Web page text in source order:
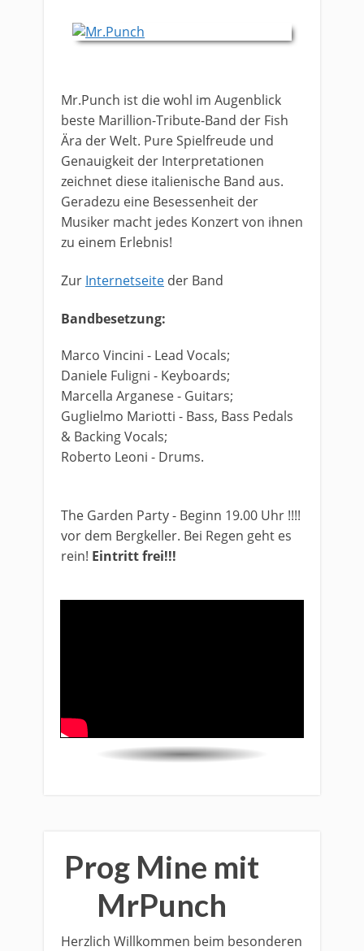
Mr.Punch ist die wohl im Augenblick
beste Marillion-Tribute-Band der Fish
Ära der Welt. Pure Spielfreude und
Genauigkeit der Interpretationen
zeichnet diese italienische Band aus.
Geradezu eine Besessenheit der
Musiker macht jedes Konzert von ihnen
zu einem Erlebnis!
Zur Internetseite der Band
Bandbesetzung:
​Marco Vincini - Lead Vocals;
Daniele Fuligni - Keyboards;
Marcella Arganese - Guitars;
Guglielmo Mariotti - Bass, Bass Pedals
& Backing Vocals;
Roberto Leoni - Drums.
​The Garden Party - Beginn 19.00 Uhr !!!!
vor dem Bergkeller. Bei Regen geht es
rein! Eintritt frei!!!
Prog Mine mit
MrPunch
Herzlich Willkommen beim besonderen